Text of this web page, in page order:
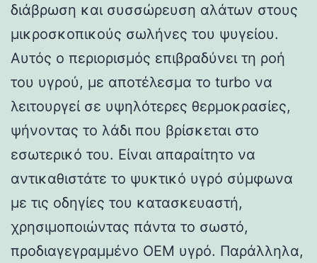
διάβρωση και συσσώρευση αλάτων στους
μικροσκοπικούς σωλήνες του ψυγείου.
Αυτός ο περιορισμός επιβραδύνει τη ροή
του υγρού, με αποτέλεσμα το turbo να
λειτουργεί σε υψηλότερες θερμοκρασίες,
ψήνοντας το λάδι που βρίσκεται στο
εσωτερικό του. Είναι απαραίτητο να
αντικαθιστάτε το ψυκτικό υγρό σύμφωνα
με τις οδηγίες του κατασκευαστή,
χρησιμοποιώντας πάντα το σωστό,
προδιαγεγραμμένο OEM υγρό. Παράλληλα,